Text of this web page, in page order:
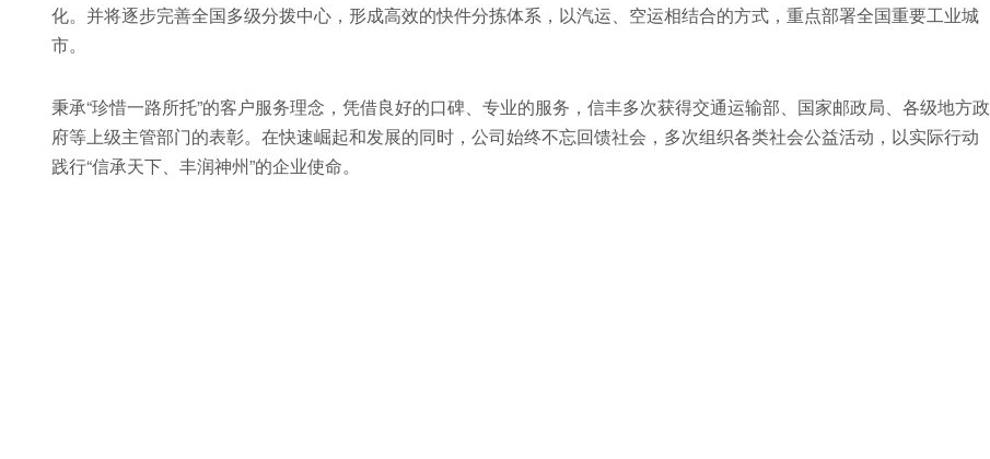
化。并将逐步完善全国多级分拨中心，形成高效的快件分拣体系，以汽运、空运相结合的方式，重点部署全国重要工业城
市。
秉承“珍惜一路所托”的客户服务理念，凭借良好的口碑、专业的服务，信丰多次获得交通运输部、国家邮政局、各级地方政
府等上级主管部门的表彰。在快速崛起和发展的同时，公司始终不忘回馈社会，多次组织各类社会公益活动，以实际行动
践行“信承天下、丰润神州”的企业使命。